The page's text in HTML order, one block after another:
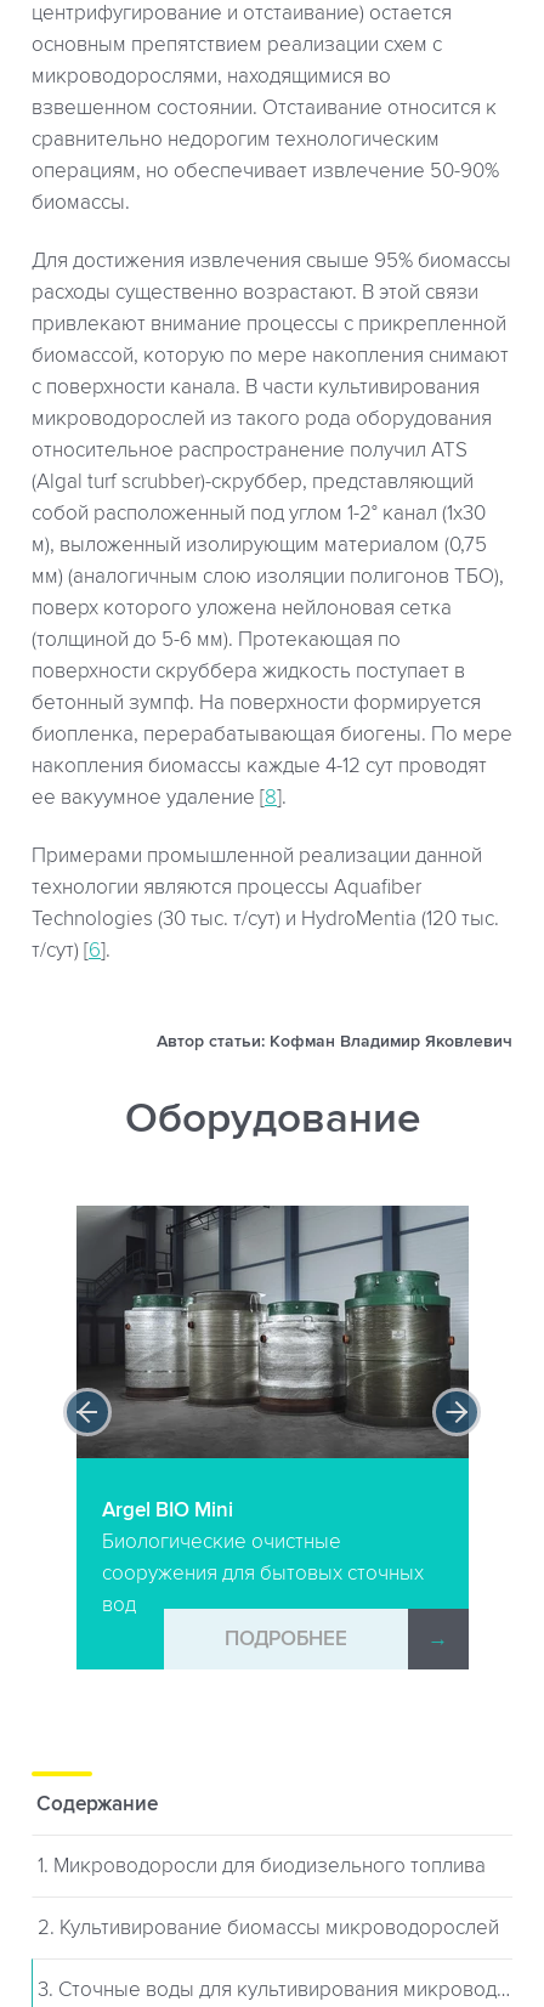
центрифугирование и отстаивание) остается
основным препятствием реализации схем с
микроводорослями, находящимися во
взвешенном состоянии. Отстаивание относится к
сравнительно недорогим технологическим
операциям, но обеспечивает извлечение 50-90%
биомассы.
Для достижения извлечения свыше 95% биомассы
расходы существенно возрастают. В этой связи
привлекают внимание процессы с прикрепленной
биомассой, которую по мере накопления снимают
с поверхности канала. В части культивирования
микроводорослей из такого рода оборудования
относительное распространение получил ATS
(Algal turf scrubber)-скруббер, представляющий
собой расположенный под углом 1-2° канал (1х30
м), выложенный изолирующим материалом (0,75
мм) (аналогичным слою изоляции полигонов ТБО),
поверх которого уложена нейлоновая сетка
(толщиной до 5-6 мм). Протекающая по
поверхности скруббера жидкость поступает в
бетонный зумпф. На поверхности формируется
биопленка, перерабатывающая биогены. По мере
накопления биомассы каждые 4-12 сут проводят
ее вакуумное удаление [8].
Примерами промышленной реализации данной
технологии являются процессы Aquafiber
Technologies (30 тыс. т/сут) и HydroMentia (120 тыс.
т/сут) [6].
Автор статьи: Кофман Владимир Яковлевич
Оборудование
Argel BIO Mini
Биологические очистные
сооружения для бытовых сточных
вод
ПОДРОБНЕЕ
→
Содержание
1. Микроводоросли для биодизельного топлива
2. Культивирование биомассы микроводорослей
3. Сточные воды для культивирования микроводорослей